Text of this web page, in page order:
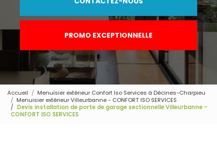
PROMO EXCEPTIONNELLE
Accueil
Menuisier extérieur Confort Iso Services à Décines-Charpieu
Menuisier extérieur Villeurbanne - CONFORT ISO SERVICES
Devis installation de porte de garage sectionnelle Villeurbanne -
CONFORT ISO SERVICES